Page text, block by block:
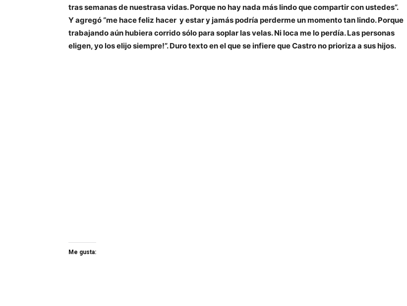
tras semanas de nuestrasa vidas. Porque no hay nada más lindo que compartir con ustedes”.
Y agregó “me hace feliz hacer y estar y jamás podría perderme un momento tan lindo. Porque
trabajando aún hubiera corrido sólo para soplar las velas. Ni loca me lo perdía. Las personas
eligen, yo los elijo siempre!”. Duro texto en el que se infiere que Castro no prioriza a sus hijos.
Me gusta: